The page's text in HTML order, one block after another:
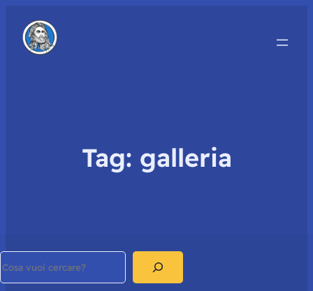
Tag: galleria